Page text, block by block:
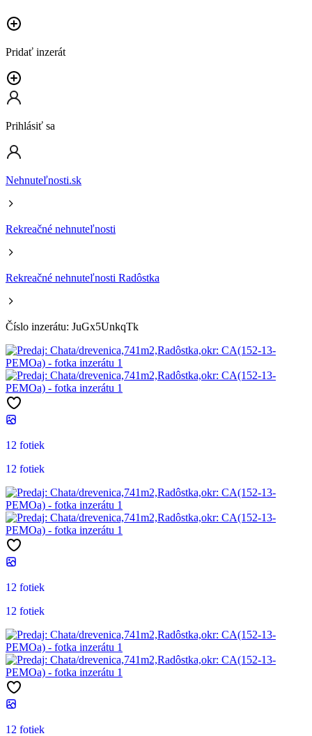
Pridať inzerát
Prihlásiť sa
Nehnuteľnosti.sk
Rekreačné nehnuteľnosti
Rekreačné nehnuteľnosti Radôstka
Číslo inzerátu: JuGx5UnkqTk
12 fotiek
12 fotiek
12 fotiek
12 fotiek
12 fotiek